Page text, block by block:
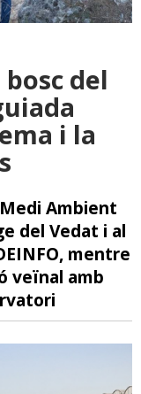
del
i la
Ambient
del Vedat i al
mentre
veïnal amb